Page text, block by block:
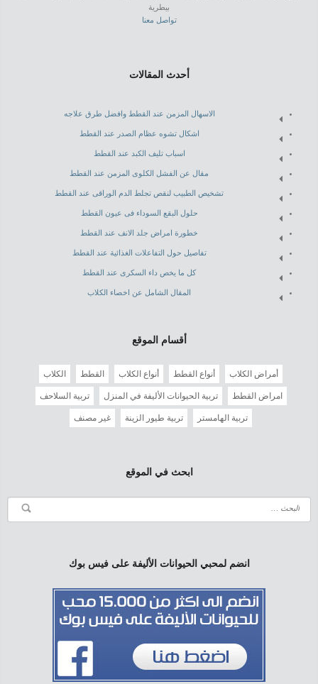
بيطرية
تواصل معنا
أحدث المقالات
الاسهال المزمن عند القطط وافضل طرق علاجه
اشكال تشوه عظام الصدر عند القطط
اسباب تليف الكبد عند القطط
مقال عن الفشل الكلوى المزمن عند القطط
تشخيص الطبيب لنقص تجلط الدم الوراقى عند القطط
حلول البقع السوداء فى عيون القطط
خطورة امراض جلد الانف عند القطط
تفاصيل حول التفاعلات الغذائية عند القطط
كل ما يخص داء السكرى عند القطط
المقال الشامل عن اخصاء الكلاب
أقسام الموقع
أمراض الكلاب أنواع القطط أنواع الكلاب القطط الكلاب
امراض القطط تربية الحيوانات الأليفة في المنزل تربية السلاحف
تربية الهامستر تربية طيور الزينة غير مصنف
ابحث في الموقع
انضم لمحبي الحيوانات الأليفة على فيس بوك